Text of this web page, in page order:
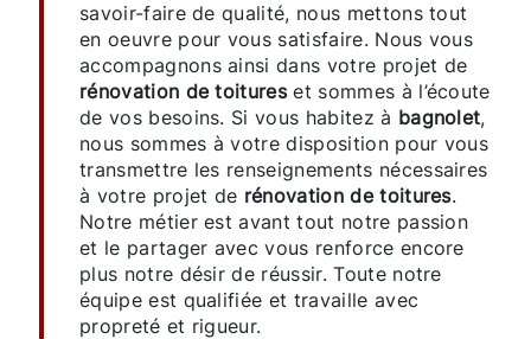
savoir-faire de qualité, nous mettons tout
en oeuvre pour vous satisfaire. Nous vous
accompagnons ainsi dans votre projet de
rénovation de toitureset sommes à l’écoute
de vos besoins. Si vous habitez à bagnolet,
nous sommes à votre disposition pour vous
transmettre les renseignements nécessaires
à votre projet de rénovation de toitures.
Notre métier est avant tout notre passion
et le partager avec vous renforce encore
plus notre désir de réussir. Toute notre
équipe est qualifiée et travaille avec
propreté et rigueur.